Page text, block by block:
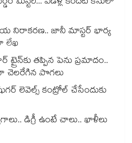
నిరాకరణ.. జానీ మాస్టర్ భార్య
లేఖ
తప్పిన పెను ప్రమాదం..
చెలరేగిన పొగలు
లెవెల్స్ కంట్రోల్ చేసేందుకు
డిగ్రీ ఉంటే చాలు.. ఖాళీలు